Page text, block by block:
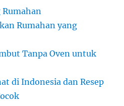
Rumahan
Rumahan yang
Tanpa Oven untuk
di Indonesia dan Resep